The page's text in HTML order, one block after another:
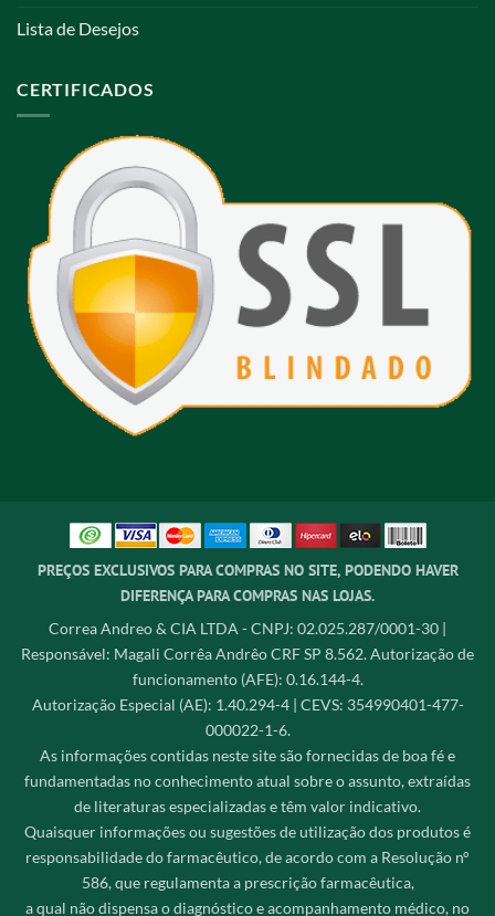
Lista de Desejos
CERTIFICADOS
PREÇOS EXCLUSIVOS PARA COMPRAS NO SITE, PODENDO HAVER
DIFERENÇA PARA COMPRAS NAS LOJAS.
Correa Andreo & CIA LTDA - CNPJ: 02.025.287/0001-30 |
Responsável: Magali Corrêa Andrêo CRF SP 8.562. Autorização de
funcionamento (AFE): 0.16.144-4.
Autorização Especial (AE): 1.40.294-4 | CEVS: 354990401-477-
000022-1-6.
As informações contidas neste site são fornecidas de boa fé e
fundamentadas no conhecimento atual sobre o assunto, extraídas
de literaturas especializadas e têm valor indicativo.
Quaisquer informações ou sugestões de utilização dos produtos é
responsabilidade do farmacêutico, de acordo com a Resolução n°
586, que regulamenta a prescrição farmacêutica,
a qual não dispensa o diagnóstico e acompanhamento médico, no